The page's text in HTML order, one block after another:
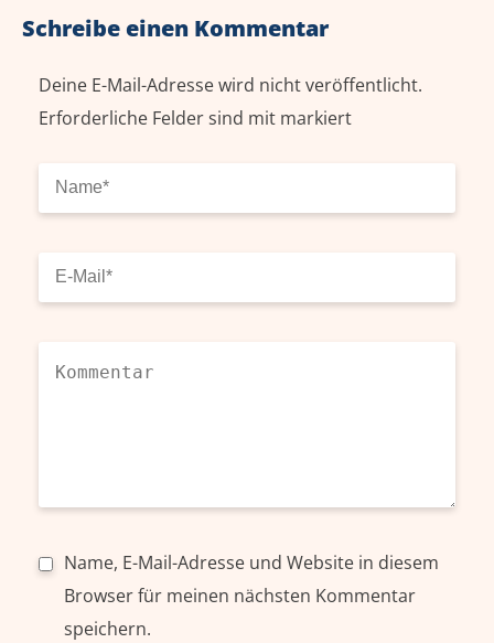
Schreibe einen Kommentar
Deine E-Mail-Adresse wird nicht veröffentlicht.
Erforderliche Felder sind mit markiert
Name, E-Mail-Adresse und Website in diesem
Browser für meinen nächsten Kommentar
speichern.